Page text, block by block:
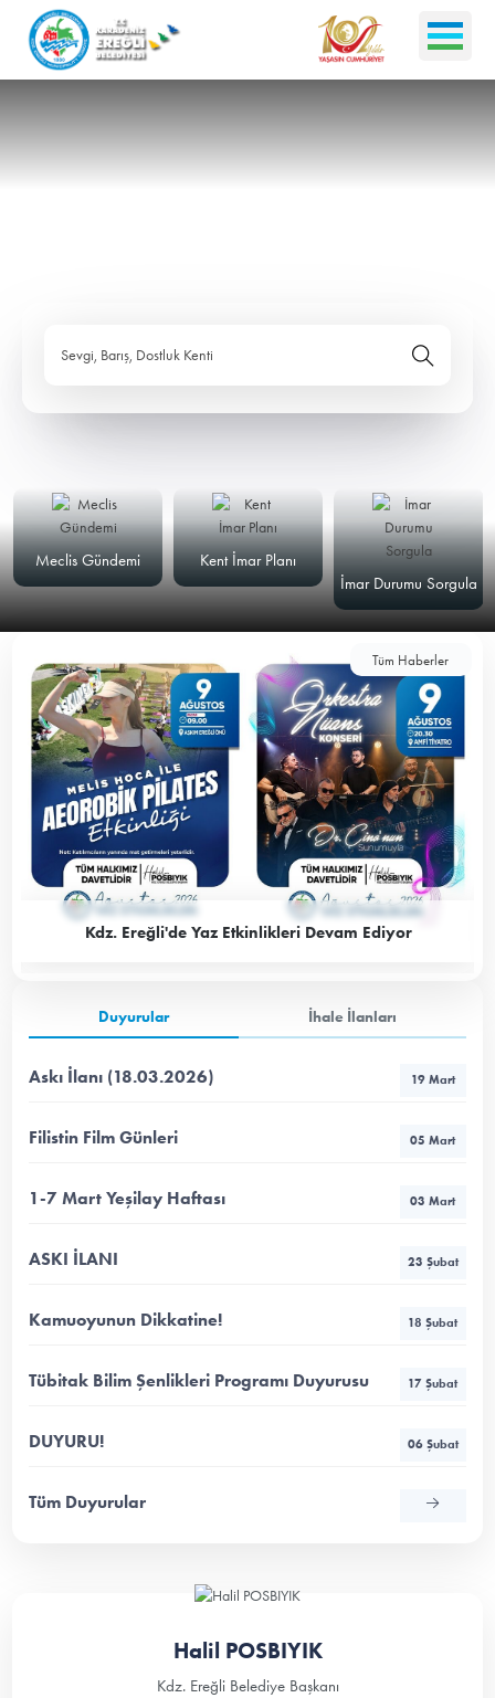
Sevgi, Barış, Dostluk Kenti
Meclis Gündemi
Kent İmar Planı
İmar Durumu Sorgula
Tüm Haberler
Kdz. Ereğli'de Yaz Etkinlikleri Devam Ediyor
Duyurular İhale İlanları
Askı İlanı (18.03.2026) 19 Mart
Filistin Film Günleri 05 Mart
1-7 Mart Yeşilay Haftası 03 Mart
ASKI İLANI 23 Şubat
Kamuoyunun Dikkatine! 18 Şubat
Tübitak Bilim Şenlikleri Programı Duyurusu 17 Şubat
DUYURU! 06 Şubat
Tüm Duyurular
Halil POSBIYIK
Kdz. Ereğli Belediye Başkanı